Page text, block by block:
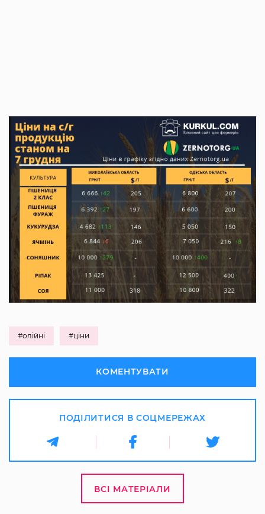
#олійні #ціни
КОМЕНТУВАТИ
ПОДІЛИТИСЯ В СОЦМЕРЕЖАХ
ВСІ МАТЕРІАЛИ